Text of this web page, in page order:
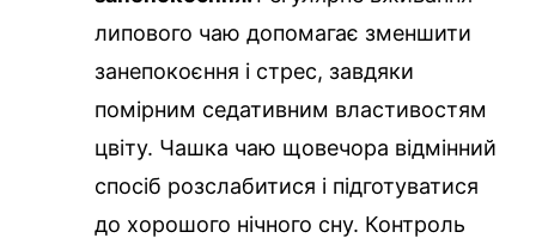
липового чаю допомагає зменшити
занепокоєння і стрес, завдяки
помірним седативним властивостям
цвіту. Чашка чаю щовечора відмінний
спосіб розслабитися і підготуватися
до хорошого нічного сну. Контроль